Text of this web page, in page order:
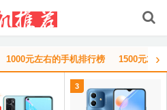
1000元左右的手机排行榜 1500元左›
3